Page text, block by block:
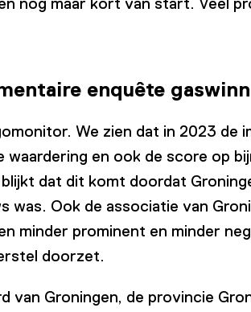
enquête
We zien dat in 2023
en ook de score op
dat dit komt doordat
was. Ook de associatie van
minder prominent en minder
doorzet.
Groningen, de provincie